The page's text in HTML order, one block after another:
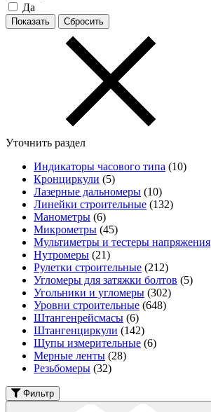
Да
Уточнить раздел
Индикаторы часового типа (10)
Кронциркули (5)
Лазерные дальномеры (10)
Линейки строительные (132)
Манометры (6)
Микрометры (45)
Мультиметры и тестеры напряжения
Нутромеры (21)
Рулетки строительные (212)
Угломеры для затяжки болтов (5)
Угольники и угломеры (302)
Уровни строительные (648)
Штангенрейсмасы (6)
Штангенциркули (142)
Щупы измерительные (6)
Мерные ленты (28)
Резьбомеры (32)
Фильтр